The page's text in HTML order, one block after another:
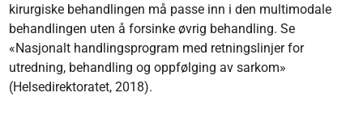
kirurgiske behandlingen må passe inn i den multimodale
behandlingen uten å forsinke øvrig behandling. Se
«Nasjonalt handlingsprogram med retningslinjer for
utredning, behandling og oppfølging av sarkom»
(Helsedirektoratet, 2018).